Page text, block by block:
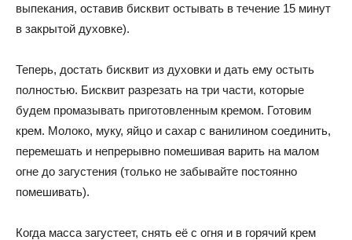
выпекания, оставив бисквит остывать в течение 15 минут
в закрытой духовке).
Теперь, достать бисквит из духовки и дать ему остыть
полностью. Бисквит разрезать на три части, которые
будем промазывать приготовленным кремом. Готовим
крем. Молоко, муку, яйцо и сахар с ванилином соединить,
перемешать и непрерывно помешивая варить на малом
огне до загустения (только не забывайте постоянно
помешивать).
Когда масса загустеет, снять её с огня и в горячий крем